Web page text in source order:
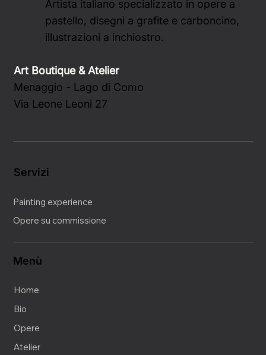
Artista italiano specializzato in opere a
pastello, disegni a grafite e carboncino,
illustrazioni a inchiostro.
Art Boutique & Atelier
Menaggio - Lago di Como
Via Leone Leoni 27
Home
Bio
Opere
Atelier
Menù
Servizi
Painting experience
Opere su commissione